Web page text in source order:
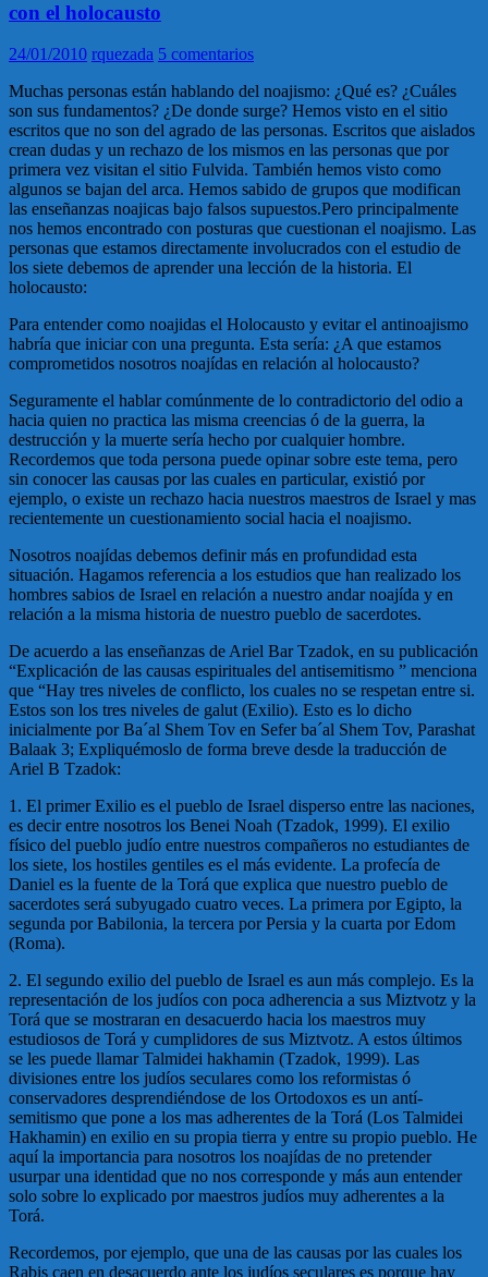
con el holocausto
24/01/2010 rquezada 5 comentarios
Muchas personas están hablando del noajismo: ¿Qué es? ¿Cuáles
son sus fundamentos? ¿De donde surge? Hemos visto en el sitio
escritos que no son del agrado de las personas. Escritos que aislados
crean dudas y un rechazo de los mismos en las personas que por
primera vez visitan el sitio Fulvida. También hemos visto como
algunos se bajan del arca. Hemos sabido de grupos que modifican
las enseñanzas noajicas bajo falsos supuestos.Pero principalmente
nos hemos encontrado con posturas que cuestionan el noajismo. Las
personas que estamos directamente involucrados con el estudio de
los siete debemos de aprender una lección de la historia. El
holocausto:
Para entender como noajidas el Holocausto y evitar el antinoajismo
habría que iniciar con una pregunta. Esta sería: ¿A que estamos
comprometidos nosotros noajídas en relación al holocausto?
Seguramente el hablar comúnmente de lo contradictorio del odio a
hacia quien no practica las misma creencias ó de la guerra, la
destrucción y la muerte sería hecho por cualquier hombre.
Recordemos que toda persona puede opinar sobre este tema, pero
sin conocer las causas por las cuales en particular, existió por
ejemplo, o existe un rechazo hacia nuestros maestros de Israel y mas
recientemente un cuestionamiento social hacia el noajismo.
Nosotros noajídas debemos definir más en profundidad esta
situación. Hagamos referencia a los estudios que han realizado los
hombres sabios de Israel en relación a nuestro andar noajída y en
relación a la misma historia de nuestro pueblo de sacerdotes.
De acuerdo a las enseñanzas de Ariel Bar Tzadok, en su publicación
“Explicación de las causas espirituales del antisemitismo ” menciona
que “Hay tres niveles de conflicto, los cuales no se respetan entre si.
Estos son los tres niveles de galut (Exilio). Esto es lo dicho
inicialmente por Ba´al Shem Tov en Sefer ba´al Shem Tov, Parashat
Balaak 3; Expliquémoslo de forma breve desde la traducción de
Ariel B Tzadok:
1. El primer Exilio es el pueblo de Israel disperso entre las naciones,
es decir entre nosotros los Benei Noah (Tzadok, 1999). El exilio
físico del pueblo judío entre nuestros compañeros no estudiantes de
los siete, los hostiles gentiles es el más evidente. La profecía de
Daniel es la fuente de la Torá que explica que nuestro pueblo de
sacerdotes será subyugado cuatro veces. La primera por Egipto, la
segunda por Babilonia, la tercera por Persia y la cuarta por Edom
(Roma).
2. El segundo exilio del pueblo de Israel es aun más complejo. Es la
representación de los judíos con poca adherencia a sus Miztvotz y la
Torá que se mostraran en desacuerdo hacia los maestros muy
estudiosos de Torá y cumplidores de sus Miztvotz. A estos últimos
se les puede llamar Talmidei hakhamin (Tzadok, 1999). Las
divisiones entre los judíos seculares como los reformistas ó
conservadores desprendiéndose de los Ortodoxos es un antí-
semitismo que pone a los mas adherentes de la Torá (Los Talmidei
Hakhamin) en exilio en su propia tierra y entre su propio pueblo. He
aquí la importancia para nosotros los noajídas de no pretender
usurpar una identidad que no nos corresponde y más aun entender
solo sobre lo explicado por maestros judíos muy adherentes a la
Torá.
Recordemos, por ejemplo, que una de las causas por las cuales los
Rabis caen en desacuerdo ante los judíos seculares es porque hay